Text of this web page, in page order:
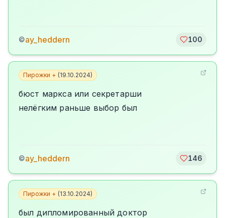
©ay_heddern 100
Пирожки + (19.10.2024)
бюст маркса или секретарши
нелёгким раньше выбор был
©ay_heddern 146
Пирожки + (13.10.2024)
был дипломированный доктор